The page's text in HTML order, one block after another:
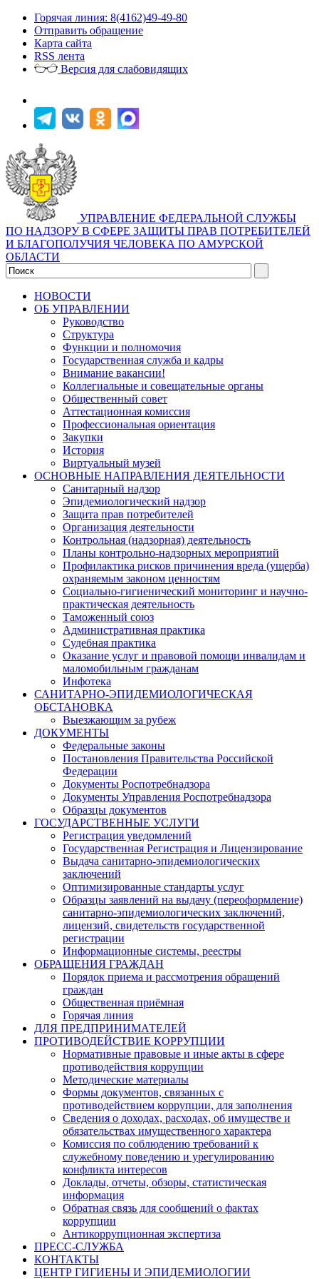
Горячая линия: 8(4162)49-49-80
Отправить обращение
Карта сайта
RSS лента
Версия для слабовидящих
УПРАВЛЕНИЕ ФЕДЕРАЛЬНОЙ СЛУЖБЫ
ПО НАДЗОРУ В СФЕРЕ ЗАЩИТЫ ПРАВ ПОТРЕБИТЕЛЕЙ
И БЛАГОПОЛУЧИЯ ЧЕЛОВЕКА ПО АМУРСКОЙ
ОБЛАСТИ
НОВОСТИ
ОБ УПРАВЛЕНИИ
Руководство
Структура
Функции и полномочия
Государственная служба и кадры
Внимание вакансии!
Коллегиальные и совещательные органы
Общественный совет
Аттестационная комиссия
Профессиональная ориентация
Закупки
История
Виртуальный музей
ОСНОВНЫЕ НАПРАВЛЕНИЯ ДЕЯТЕЛЬНОСТИ
Санитарный надзор
Эпидемиологический надзор
Защита прав потребителей
Организация деятельности
Контрольная (надзорная) деятельность
Планы контрольно-надзорных мероприятий
Профилактика рисков причинения вреда (ущерба)
охраняемым законом ценностям
Социально-гигиенический мониторинг и научно-
практическая деятельность
Таможенный союз
Административная практика
Судебная практика
Оказание услуг и правовой помощи инвалидам и
маломобильным гражданам
Инфотека
САНИТАРНО-ЭПИДЕМИОЛОГИЧЕСКАЯ
ОБСТАНОВКА
Выезжающим за рубеж
ДОКУМЕНТЫ
Федеральные законы
Постановления Правительства Российской
Федерации
Документы Роспотребнадзора
Документы Управления Роспотребнадзора
Образцы документов
ГОСУДАРСТВЕННЫЕ УСЛУГИ
Регистрация уведомлений
Государственная Регистрация и Лицензирование
Выдача санитарно-эпидемиологических
заключений
Оптимизированные стандарты услуг
Образцы заявлений на выдачу (переоформление)
санитарно-эпидемиологических заключений,
лицензий, свидетельств государственной
регистрации
Информационные системы, реестры
ОБРАЩЕНИЯ ГРАЖДАН
Порядок приема и рассмотрения обращений
граждан
Общественная приёмная
Горячая линия
ДЛЯ ПРЕДПРИНИМАТЕЛЕЙ
ПРОТИВОДЕЙСТВИЕ КОРРУПЦИИ
Нормативные правовые и иные акты в сфере
противодействия коррупции
Методические материалы
Формы документов, связанных с
противодействием коррупции, для заполнения
Сведения о доходах, расходах, об имуществе и
обязательствах имущественного характера
Комиссия по соблюдению требований к
служебному поведению и урегулированию
конфликта интересов
Доклады, отчеты, обзоры, статистическая
информация
Обратная связь для сообщений о фактах
коррупции
Антикоррупционная экспертиза
ПРЕСС-СЛУЖБА
КОНТАКТЫ
ЦЕНТР ГИГИЕНЫ И ЭПИДЕМИОЛОГИИ